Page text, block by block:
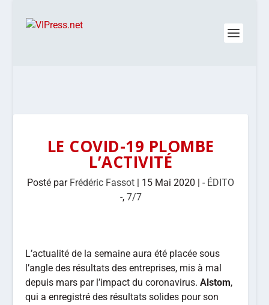
LE COVID-19 PLOMBE
L’ACTIVITÉ
Posté par Frédéric Fassot | 15 Mai 2020 |- ÉDITO
-, 7/7
L’actualité de la semaine aura été placée sous
l’angle des résultats des entreprises, mis à mal
depuis mars par l’impact du coronavirus.Alstom,
qui a enregistré des résultats solides pour son